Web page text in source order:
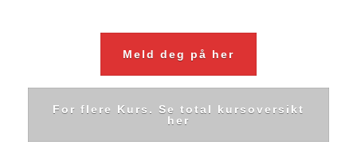
Meld deg på her
For flere Kurs. Se total kursoversikt
her